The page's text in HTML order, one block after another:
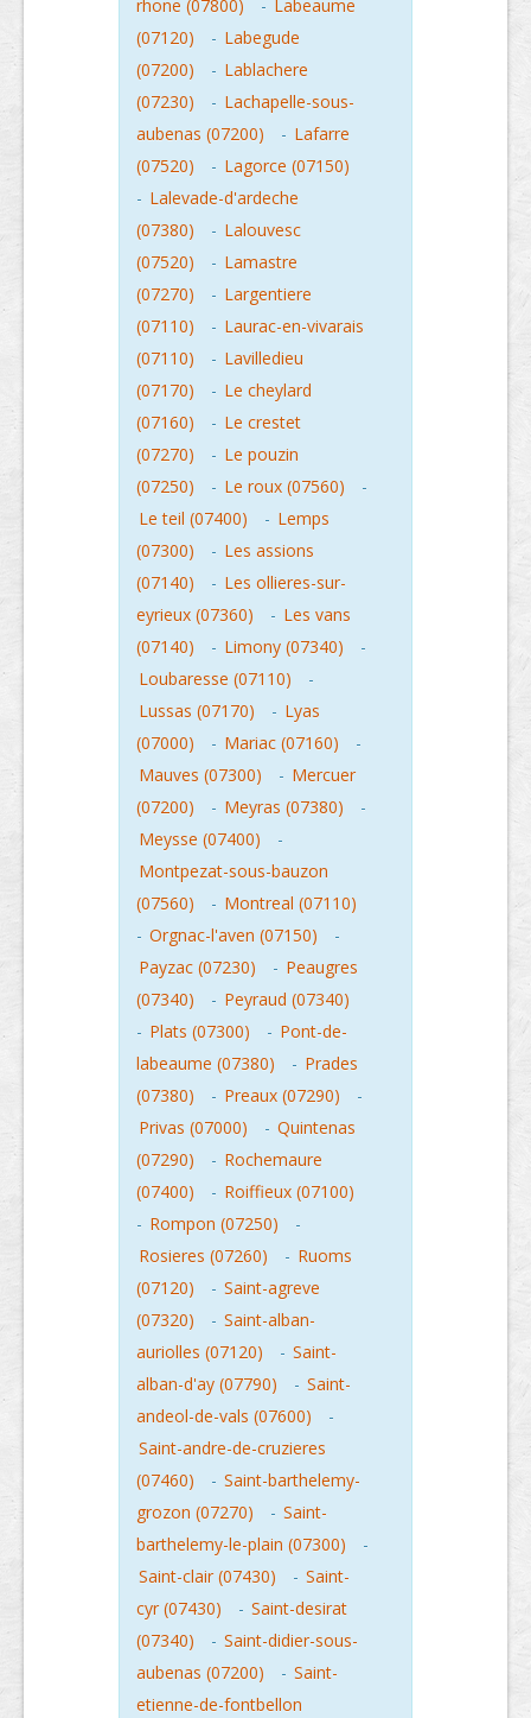
rhone (07800) - Labeaume
(07120)
- Labegude
(07200)
- Lablachere
(07230)
- Lachapelle-sous-
aubenas (07200)
- Lafarre
(07520)
- Lagorce (07150)
- Lalevade-d'ardeche
(07380)
- Lalouvesc
(07520)
- Lamastre
(07270)
- Largentiere
(07110)
- Laurac-en-vivarais
(07110)
- Lavilledieu
(07170)
- Le cheylard
(07160)
- Le crestet
(07270)
- Le pouzin
(07250)
- Le roux (07560)
-
Le teil (07400)
- Lemps
(07300)
- Les assions
(07140)
- Les ollieres-sur-
eyrieux (07360)
- Les vans
(07140)
- Limony (07340)
-
Loubaresse (07110)
-
Lussas (07170)
- Lyas
(07000)
- Mariac (07160)
-
Mauves (07300)
- Mercuer
(07200)
- Meyras (07380)
-
Meysse (07400)
-
Montpezat-sous-bauzon
(07560)
- Montreal (07110)
- Orgnac-l'aven (07150)
-
Payzac (07230)
- Peaugres
(07340)
- Peyraud (07340)
- Plats (07300) - Pont-de-
labeaume (07380)
- Prades
(07380)
- Preaux (07290)
-
Privas (07000)
- Quintenas
(07290)
- Rochemaure
(07400)
- Roiffieux (07100)
- Rompon (07250)
-
Rosieres (07260)
- Ruoms
(07120)
- Saint-agreve
(07320)
- Saint-alban-
auriolles (07120)
- Saint-
alban-d'ay (07790)
- Saint-
andeol-de-vals (07600)
-
Saint-andre-de-cruzieres
(07460)
- Saint-barthelemy-
grozon (07270)
- Saint-
barthelemy-le-plain (07300)
-
Saint-clair (07430)
- Saint-
cyr (07430)
- Saint-desirat
(07340)
- Saint-didier-sous-
aubenas (07200)
- Saint-
etienne-de-fontbellon